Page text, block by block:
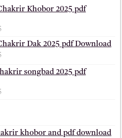
Khobor 2025 pdf
Dak 2025 pdf Download
songbad 2025 pdf
khobor and pdf download